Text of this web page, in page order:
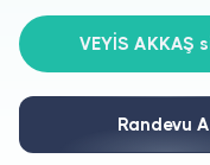
Doktorlar için
VEYİS AKKAŞ
Randevu